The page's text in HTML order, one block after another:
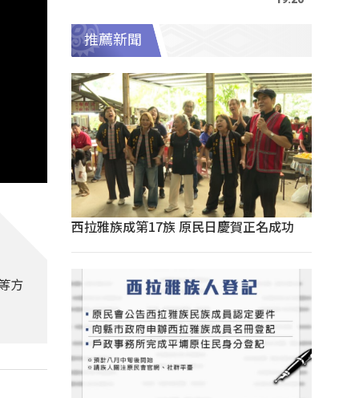
方
推薦新聞
西拉雅族成第17族 原民日慶賀正名成功